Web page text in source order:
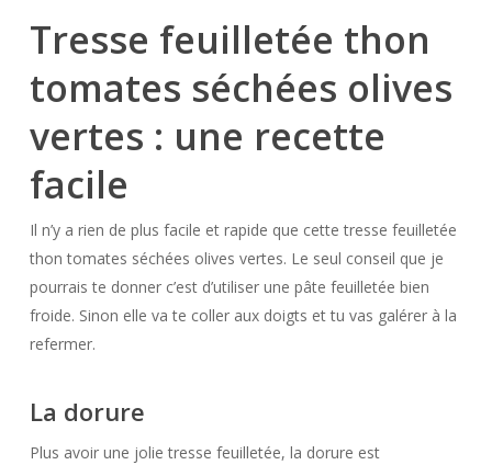
Tresse feuilletée thon
tomates séchées olives
vertes : une recette
facile
Il n’y a rien de plus facile et rapide que cette tresse feuilletée
thon tomates séchées olives vertes. Le seul conseil que je
pourrais te donner c’est d’utiliser une pâte feuilletée bien
froide. Sinon elle va te coller aux doigts et tu vas galérer à la
refermer.
La dorure
Plus avoir une jolie tresse feuilletée, la dorure est